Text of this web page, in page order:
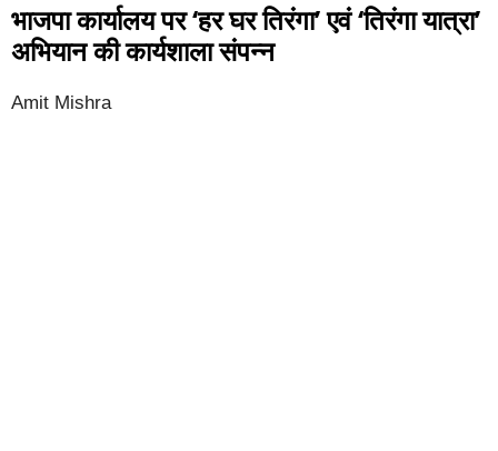
भाजपा कार्यालय पर ‘हर घर तिरंगा’ एवं ‘तिरंगा यात्रा’
अभियान की कार्यशाला संपन्न
Amit Mishra